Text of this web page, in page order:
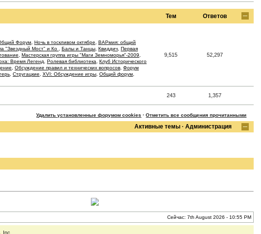
Тем Ответов
Форум Ночь в тоскливом октябре
ВАРмия: общий
"Звездный Мост" и Ко Балы и Танцы Квиддич Первая
Мастерская группа игры "Маги Земноморья"-2009
Время Легенд Ролевая библиотека
Клуб Исторического
Обсуждение правил и технических вопросов Форум
Стругацкие XVI: Обсуждение игры Общий форум
9,515 52,297
243 1,357
Удалить установленные форумом cookies ·Отметить все сообщения прочитанными
Активные темы · Администрация
Сейчас: 7th August 2026 - 10:55 PM
Inc.